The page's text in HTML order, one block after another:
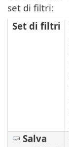
set di filtri:
Set di filtri
Salva